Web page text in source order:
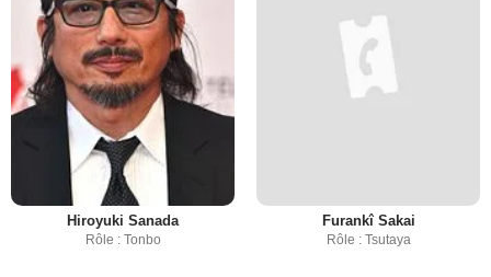
Hiroyuki Sanada
Rôle : Tonbo
Furankî Sakai
Rôle : Tsutaya